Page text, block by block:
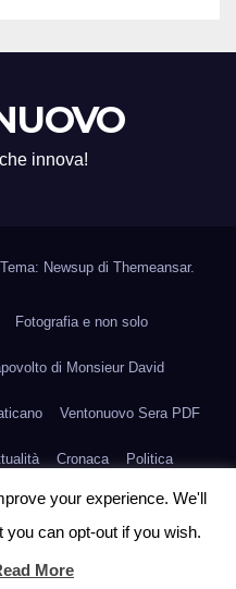
innova!
Tema: Newsup di Themeansar.
Fotografia e non solo
di Monsieur David
Ventonuovo Sera PDF
Cronaca Politica
Agroalimentare Arte Sport
your experience. We'll
can opt-out if you wish.
More